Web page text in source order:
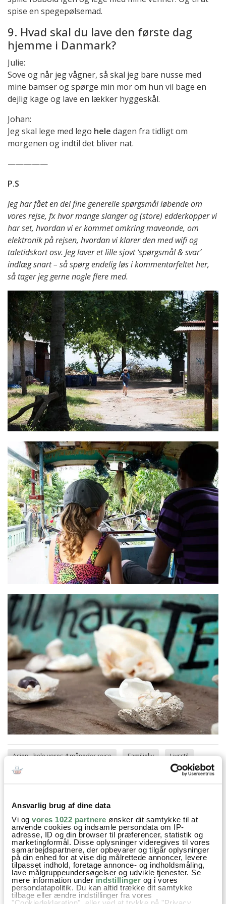
Ansvarlig brug af dine data
Vi og vores 1022 partnere ønsker dit samtykke til at
anvende cookies og indsamle persondata om IP-
adresse, ID og din browser til præferencer, statistik og
marketingformål. Disse oplysninger videregives til vores
samarbejdspartnere, der opbevarer og tilgår oplysninger
på din enhed for at vise dig målrettede annoncer, levere
tilpasset indhold, foretage annonce- og indholdsmåling,
lave målgruppeundersøgelser og udvikle tjenester. Se
mere information underindstillinger og i vores
persondatapolitik. Du kan altid trække dit samtykke
tilbage eller ændre indstillinger fra vores
"Cookiedeklaration", eller ved at trykke på "Privacy
spise en spegepølsemad.
9. Hvad skal du lave den første dag
hjemme i Danmark?
Julie:
Sove og når jeg vågner, så skal jeg bare nusse med
mine bamser og spørge min mor om hun vil bage en
dejlig kage og lave en lækker hyggeskål.
Johan:
Jeg skal lege med lego hele dagen fra tidligt om
morgenen og indtil det bliver nat.
—————
P.S
Jeg har fået en del fine generelle spørgsmål løbende om
vores rejse, fx hvor mange slanger og (store) edderkopper vi
har set, hvordan vi er kommet omkring maveonde, om
elektronik på rejsen, hvordan vi klarer den med wifi og
taletidskort osv. Jeg laver et lille sjovt ‘spørgsmål & svar’
indlæg snart – så spørg endelig løs i kommentarfeltet her,
så tager jeg gerne nogle flere med.
Asien - hele vores 4 måneder rejse Familieliv Livsstil
Rejser
‹ Forrige indlæg Næste indlæg ›
SPØRGSMÅL TIL OPSKRIFTEN?
Har du spørgsmål til opskriften eller lyst til at sende en sød
hilsen, så kan du skrive til mig i kommentarfeltet herunder.